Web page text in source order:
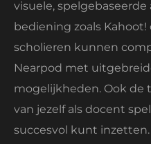
visuele,
bediening zoals Kahoot!
scholieren kunnen
Nearpod met
mogelijkheden. Ook de
van jezelf als docent
succesvol kunt inzetten.